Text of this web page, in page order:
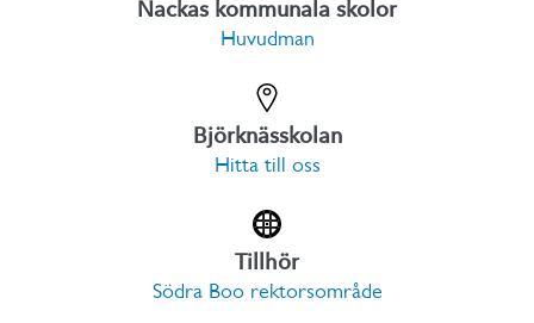
Nackas kommunala skolor
Huvudman
Björknässkolan
Hitta till oss
Tillhör
Södra Boo rektorsområde